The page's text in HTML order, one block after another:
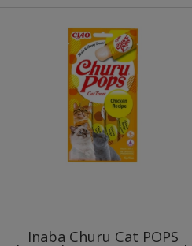
Inaba Churu Cat POPS